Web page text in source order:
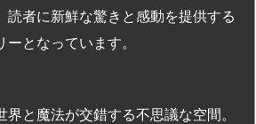
読者に新鮮な驚きと感動を提供する
となっています。
と魔法が交錯する不思議な空間。